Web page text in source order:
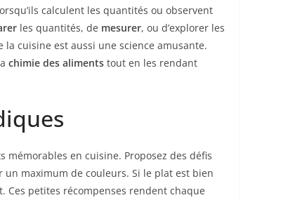
calculent les quantités ou observent
les quantités, de mesurer, ou d’explorer les
cuisine est aussi une science amusante.
chimie des aliments tout en les rendant
en cuisine. Proposez des défis
maximum de couleurs. Si le plat est bien
petites récompenses rendent chaque